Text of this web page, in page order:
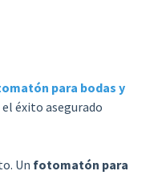
para bodas y
éxito asegurado
Un fotomatón para